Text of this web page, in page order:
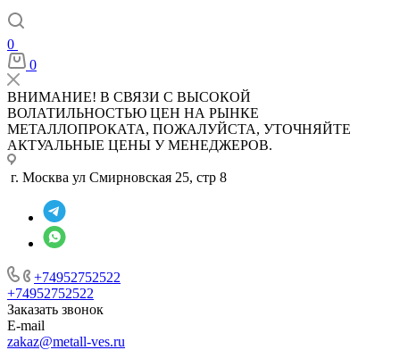
0
0
ВНИМАНИЕ! В СВЯЗИ С ВЫСОКОЙ
ВОЛАТИЛЬНОСТЬЮ ЦЕН НА РЫНКЕ
МЕТАЛЛОПРОКАТА, ПОЖАЛУЙСТА, УТОЧНЯЙТЕ
АКТУАЛЬНЫЕ ЦЕНЫ У МЕНЕДЖЕРОВ.
г. Москва ул Смирновская 25, стр 8
+74952752522
+74952752522
Заказать звонок
E-mail
zakaz@metall-ves.ru